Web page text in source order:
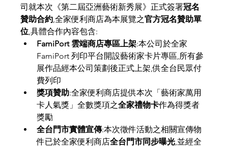
司就本次《第二屆亞洲藝術新秀展》正式簽署冠名
贊助合約 ,全家便利商店為本展覽之官方冠名贊助單
位 ,具體合作內容包含:
FamiPort 雲端商店專區上架:本公司於全家
FamiPort 列印平台開設藝術家卡片專區,所有參
展作品經本公司策劃後正式上架,供全台民眾付
費列印
獎項贊助:全家便利商店提供本次「藝術家萬用
卡人氣獎」全數獎項之全家禮物卡作為得獎者
獎勵
全台門市實體宣傳:本次徵件活動之相關宣傳物
件已於全家便利商店全台門市同步曝光 ,並經全